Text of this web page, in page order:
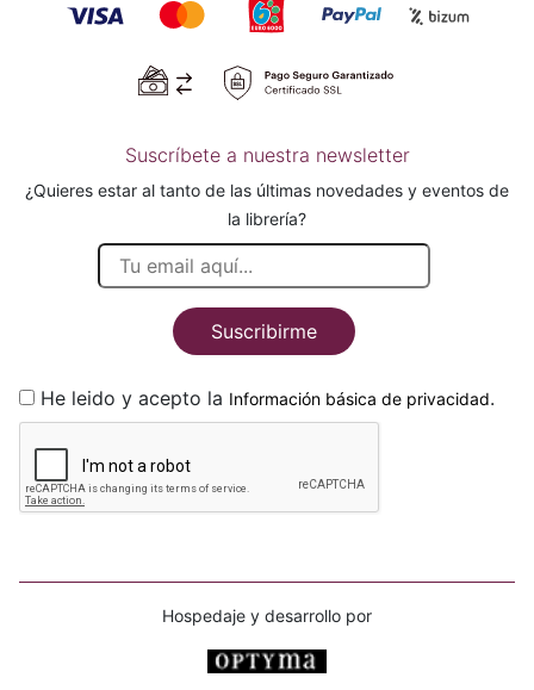
Suscríbete a nuestra newsletter
¿Quieres estar al tanto de las últimas novedades y eventos de
la librería?
Suscribirme
He leido y acepto la Información básica de privacidad.
Hospedaje y desarrollo por